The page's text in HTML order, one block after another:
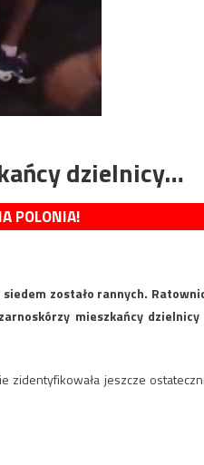
dzielnicy…
POLONIA!
zostało rannych.
mieszkańcy dzielnicy
zidentyfikowała jeszcze